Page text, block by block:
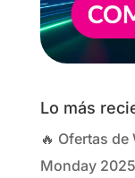
Lo más
🔥 Ofertas
Monday